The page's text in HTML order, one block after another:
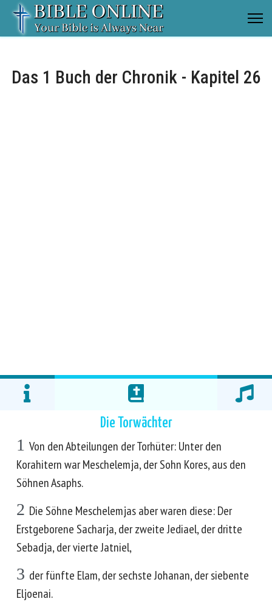
Das 1 Buch der Chronik - Kapitel 26
Die Torwächter
1 Von den Abteilungen der Torhüter: Unter den
Korahitern war Meschelemja, der Sohn Kores, aus den
Söhnen Asaphs.
2 Die Söhne Meschelemjas aber waren diese: Der
Erstgeborene Sacharja, der zweite Jediael, der dritte
Sebadja, der vierte Jatniel,
3 der fünfte Elam, der sechste Johanan, der siebente
Eljoenai.